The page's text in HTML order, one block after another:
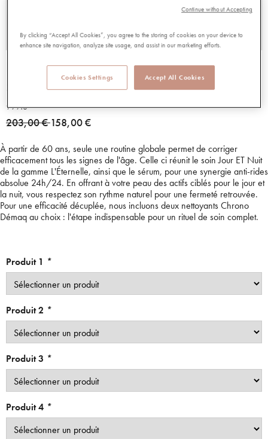
ROUTINE QUOTIDIENNE ETERNELLE
SOIN JOUR OU NUIT + SERUM
99918
Price reduced from
203,00 €to
158,00 €
À partir de 60 ans, seule une routine globale permet de corriger
efficacement tous les signes de l'âge. Celle ci réunit le soin Jour ET Nuit
de la gamme L'Éternelle, ainsi que le sérum, pour une synergie anti-rides
absolue 24h/24. En offrant à votre peau des actifs ciblés pour le jour et
la nuit, vous respectez son rythme naturel pour une fermeté retrouvée.
Pour une efficacité décuplée, nous incluons deux nettoyants Chrono
Démaq au choix : l'étape indispensable pour un rituel de soin complet.
Produit 1 *
Produit 2 *
Produit 3 *
Produit 4 *
By clicking “Accept All Cookies”, you agree to the storing of cookies on your device to
enhance site navigation, analyze site usage, and assist in our marketing efforts.
Accept All Cookies
Cookies Settings
Continue without Accepting